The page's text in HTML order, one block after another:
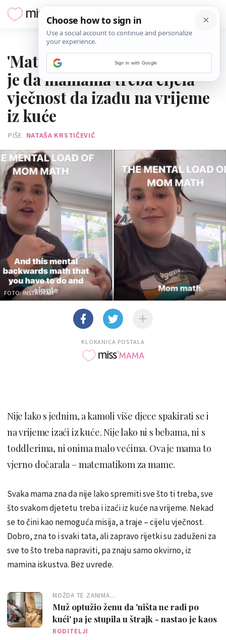
'Matematika za mame' dokaz
je da mamama treba cijela
vječnost da izađu na vrijeme
iz kuće
PIŠE NATAŠA KRSTIČEVIĆ
FOTO: INSTAGRAM
KLOKANICA POSTALA
Nije lako s jednim, a kamoli više djece spakirati se i
na vrijeme izaći iz kuće. Nije lako ni s bebama, ni s
toddlerima, ni onima malo većima. Ova je mama to
vjerno dočarala – matematikom za mame.
Svaka mama zna da nije lako spremiti sve što ti treba, sve
što svakom djetetu treba i izaći iz kuće na vrijeme. Nekad
se to čini kao nemoguća misija, a traje – cijelu vječnost.
Dobro, zna to i svaki tata, ali zapravo rijetki su zaduženi za
sve to što treba napraviti, pa znaju samo okvirno, iz
mamina iskustva. Bez uvrede.
MOŽDA TE ZANIMA...
Muž optužio ženu da 'ništa ne radi po
kući' pa je stupila u štrajk - nastao je kaos
RODITELJI
Sign in with Google